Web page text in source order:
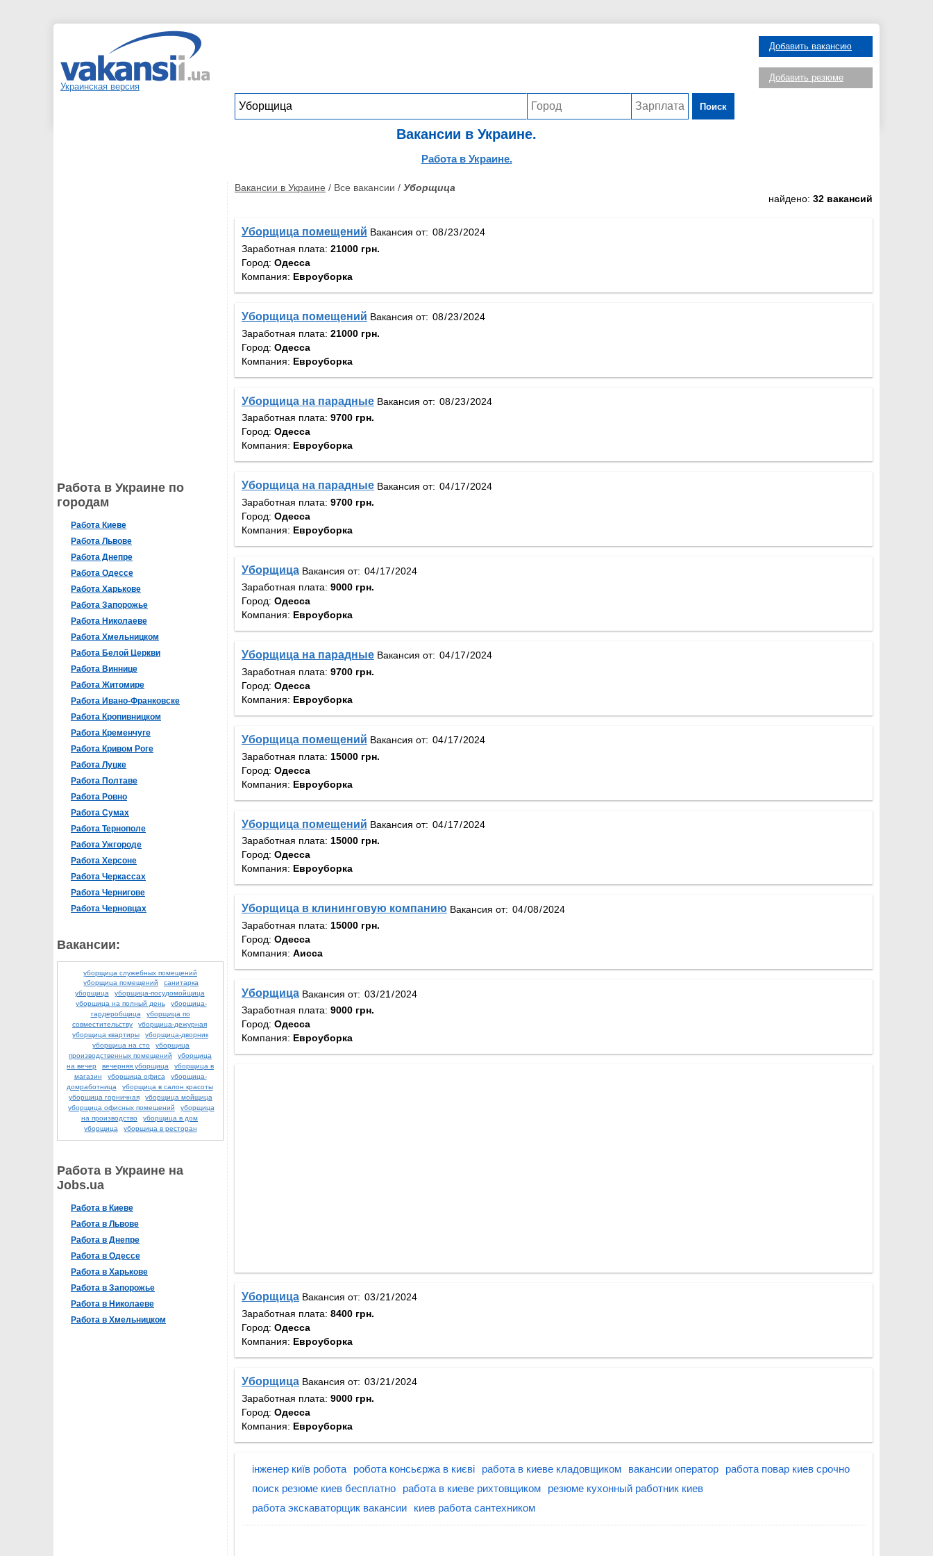
Украинская версия
Поиск
Добавить вакансию
Добавить резюме
Вакансии в Украине.
Работа в Украине.
Работа в Украине по
городам
Работа Киеве
Работа Львове
Работа Днепре
Работа Одессе
Работа Харькове
Работа Запорожье
Работа Николаеве
Работа Хмельницком
Работа Белой Церкви
Работа Виннице
Работа Житомире
Работа Ивано-Франковске
Работа Кропивницком
Работа Кременчуге
Работа Кривом Роге
Работа Луцке
Работа Полтаве
Работа Ровно
Работа Сумах
Работа Тернополе
Работа Ужгороде
Работа Херсоне
Работа Черкассах
Работа Чернигове
Работа Черновцах
Вакансии:
уборщица служебных помещений
уборщица помещений
санитарка
уборщица
уборщица-посудомойщица
уборщица на полный день
уборщица-
гардеробщица
уборщица по
совместительству
уборщица-дежурная
уборщица квартиры
уборщица-дворник
уборщица на сто
уборщица
производственных помещений
уборщица
на вечер
вечерняя уборщица
уборщица в
магазин
уборщица офиса
уборщица-
домработница
уборщица в салон красоты
уборщица горничная
уборщица мойщица
уборщица офисных помещений
уборщица
на производство
уборщица в дом
уборщица
уборщица в ресторан
Работа в Украине на
Jobs.ua
Работа в Киеве
Работа в Львове
Работа в Днепре
Работа в Одессе
Работа в Харькове
Работа в Запорожье
Работа в Николаеве
Работа в Хмельницком
Вакансии в Украине / Все вакансии / Уборщица
найдено: 32 вакансий
Уборщица помещений Вакансия от:
Заработная плата: 21000 грн.
Город: Одесса
Компания: Евроуборка
Уборщица помещений Вакансия от:
Заработная плата: 21000 грн.
Город: Одесса
Компания: Евроуборка
Уборщица на парадные Вакансия от:
Заработная плата: 9700 грн.
Город: Одесса
Компания: Евроуборка
Уборщица на парадные Вакансия от:
Заработная плата: 9700 грн.
Город: Одесса
Компания: Евроуборка
Уборщица Вакансия от:
Заработная плата: 9000 грн.
Город: Одесса
Компания: Евроуборка
Уборщица на парадные Вакансия от:
Заработная плата: 9700 грн.
Город: Одесса
Компания: Евроуборка
Уборщица помещений Вакансия от:
Заработная плата: 15000 грн.
Город: Одесса
Компания: Евроуборка
Уборщица помещений Вакансия от:
Заработная плата: 15000 грн.
Город: Одесса
Компания: Евроуборка
Уборщица в клининговую компанию Вакансия от:
Заработная плата: 15000 грн.
Город: Одесса
Компания: Аисса
Уборщица Вакансия от:
Заработная плата: 9000 грн.
Город: Одесса
Компания: Евроуборка
Уборщица Вакансия от:
Заработная плата: 8400 грн.
Город: Одесса
Компания: Евроуборка
Уборщица Вакансия от:
Заработная плата: 9000 грн.
Город: Одесса
Компания: Евроуборка
інженер київ робота робота консьєржа в києві работа в киеве кладовщиком вакансии оператор
работа повар киев срочно
поиск резюме киев бесплатно
работа в киеве рихтовщиком
резюме кухонный работник киев
работа экскаваторщик вакансии
киев работа сантехником